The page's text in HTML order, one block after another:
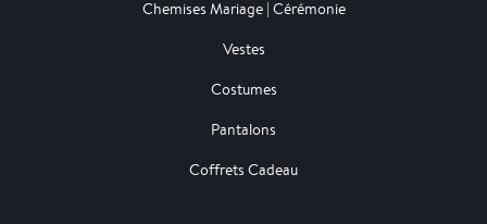
Chemises Mariage | Cérémonie
Vestes
Costumes
Pantalons
Coffrets Cadeau